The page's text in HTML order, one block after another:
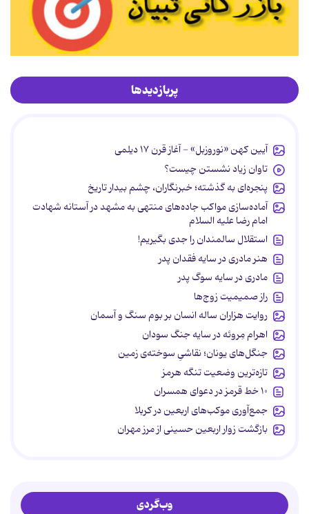
پربازدیدها
آیین کهن «نوروزبل» - آغاز قرن ۱۷ دیلمی
تاوان زیاد نشستن چیست؟
پنجره‌ای به گذشته؛ خبرنگاران، چشم بیدار تاریخ
آماده‌سازی مواکب جاده‌های منتهی به مشهد در آستانه شهادت
امام رضا علیه السلام
استقلال سالمندان را جدی بگیریم!
هنر مادری در سایه‌ فقدان پدر
مادری در سایه سوگ پدر
راز صمیمیت زوج‌ها
روایت هزاران ساله انسان بر بوم سنگ و آسمان
اهرام مِروئه در سایه جنگ سودان
جنگل‌های یونان؛ نقاشیِ سوخته‌ی زمین
تازه‌ترین وضعیت تنگه هرمز
۱۰ خط قرمز در دعوای همسران
جمع‌آوری موکب‌های اربعین در کربلا
بازگشت زوار اربعین حسینی از مرز مهران
وب‌گردی